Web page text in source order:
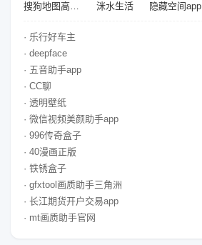
搜狗地图高清卫星地图 洣水生活 隐藏空间app
· 乐行好车主
· deepface
· 五音助手app
· CC聊
· 透明壁纸
· 微信视频美颜助手app
· 996传奇盒子
· 40漫画正版
· 铁锈盒子
· gfxtool画质助手三角洲
· 长江期货开户交易app
· mt画质助手官网